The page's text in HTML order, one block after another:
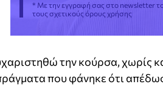
* Με την εγγραφή σας στο newsletter
τους σχετικούς όρους χρήσης
την κούρσα, χωρίς
που φάνηκε ότι